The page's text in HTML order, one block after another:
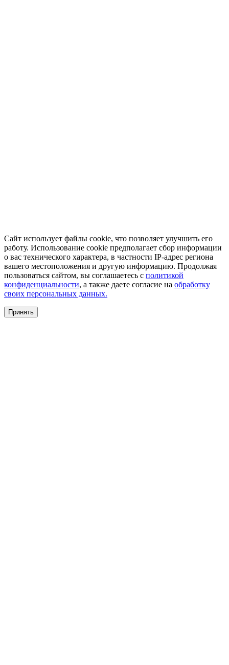
Сайт использует файлы cookie, что позволяет улучшить его
работу. Использование cookie предполагает сбор информации
о вас технического характера, в частности IP-адрес региона
вашего местоположения и другую информацию. Продолжая
пользоваться сайтом, вы соглашаетесь с политикой
конфиденциальности, а также даете согласие на обработку
своих персональных данных.
Принять